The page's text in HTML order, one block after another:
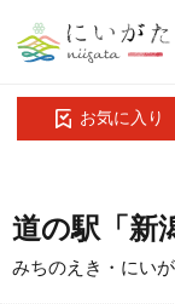
お気に入り
道の駅「新
みちのえき・にい